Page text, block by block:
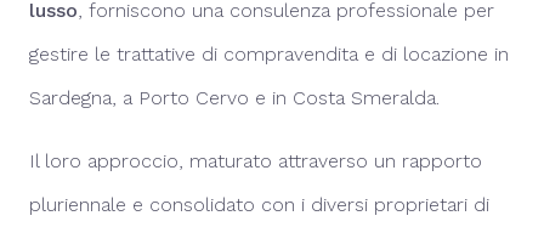
lusso, forniscono una consulenza professionale per
gestire le trattative di compravendita e di locazione in
Sardegna, a Porto Cervo e in Costa Smeralda.
Il loro approccio, maturato attraverso un rapporto
pluriennale e consolidato con i diversi proprietari di